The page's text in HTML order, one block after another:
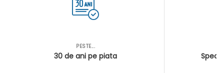
PESTE...
30 de ani pe piata